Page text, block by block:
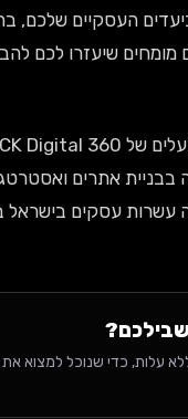
העסקיים שלכם, בתקציב
שיעזרו לכם להבין מה
קורן בן עזרא הוא מייסד ובעלים של CK Digital 360,
אתרים ואסטרטגיה
עסקים בישראל בתחום
כדי שנוכל למצוא את